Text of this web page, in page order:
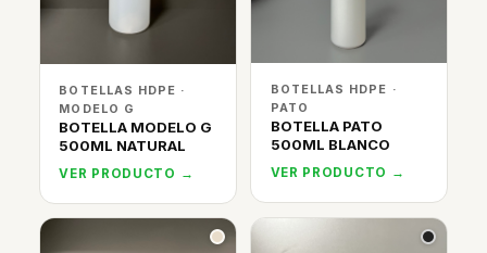
BOTELLAS HDPE ·
MODELO G
BOTELLA MODELO G
500ML NATURAL
VER PRODUCTO →
BOTELLAS HDPE ·
PATO
BOTELLA PATO
500ML BLANCO
VER PRODUCTO →